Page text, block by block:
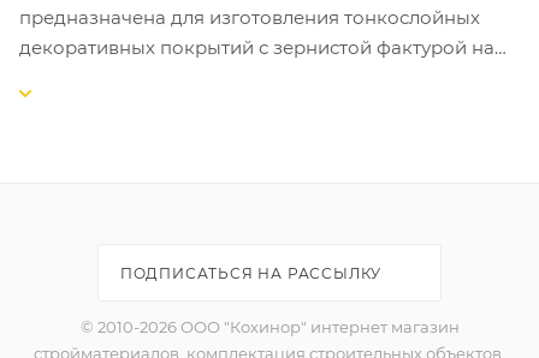
предназначена для изготовления тонкослойных
декоративных покрытий с зернистой фактурой на
-высокая стабильность цвета;
-высокая долговечность;
-низкое водопоглощение;
ПОДПИСАТЬСЯ НА РАССЫЛКУ
© 2010-2026 ООО "Кохинор" интернет магазин
стройматериалов, комплектация строительных объектов,